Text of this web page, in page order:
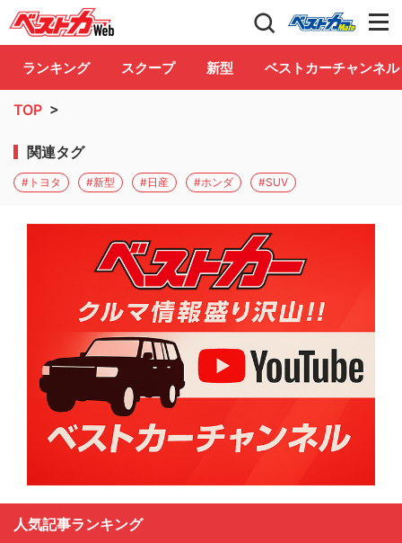
自動車情報誌「ベストカー」 Club
ランキング スクープ 新型 ベストカーチャンネル
TOP >
関連タグ
#トヨタ #新型 #日産 #ホンダ #SUV
人気記事ランキング